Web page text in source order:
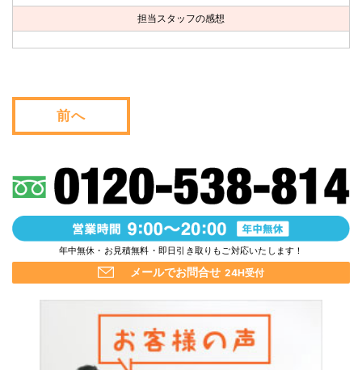
お問い合わせ
会社概要
WEB割引券プレゼント！
担当スタッフの感想
前へ
年中無休・お見積無料・即日引き取りもご対応いたします！
メールでお問合せ 24H受付